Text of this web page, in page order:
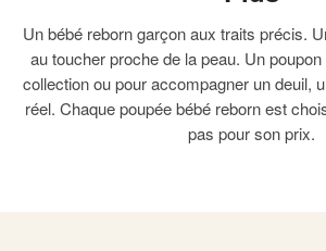
Un bébé reborn garçon aux traits précis.
au toucher proche de la peau. Un
collection ou pour accompagner un deuil,
réel. Chaque poupée bébé reborn est
pas pour son prix.